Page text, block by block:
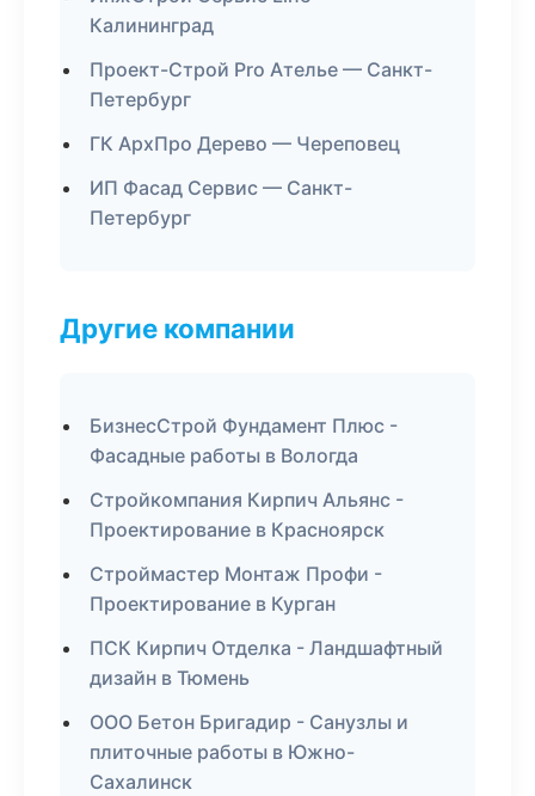
Калининград
Проект-Строй Pro Ателье — Санкт-
Петербург
ГК АрхПро Дерево — Череповец
ИП Фасад Сервис — Санкт-
Петербург
Другие компании
БизнесСтрой Фундамент Плюс -
Фасадные работы в Вологда
Стройкомпания Кирпич Альянс -
Проектирование в Красноярск
Строймастер Монтаж Профи -
Проектирование в Курган
ПСК Кирпич Отделка - Ландшафтный
дизайн в Тюмень
ООО Бетон Бригадир - Санузлы и
плиточные работы в Южно-
Сахалинск